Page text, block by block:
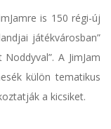
is 150 régi-új
játékvárosban”
A JimJam
külön tematikus
a kicsiket.